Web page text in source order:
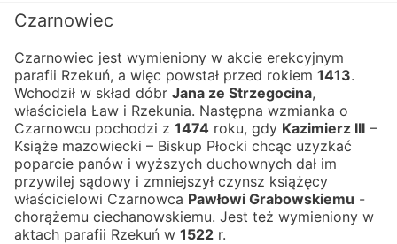
Czarnowiec
Czarnowiec jest wymieniony w akcie erekcyjnym
parafii Rzekuń, a więc powstał przed rokiem 1413.
Wchodził w skład dóbr Jana ze Strzegocina,
właściciela Ław i Rzekunia. Następna wzmianka o
Czarnowcu pochodzi z 1474 roku, gdy Kazimierz III –
Książe mazowiecki – Biskup Płocki chcąc uzyzkać
poparcie panów i wyższych duchownych dał im
przywilej sądowy i zmniejszył czynsz książęcy
właścicielowi Czarnowca Pawłowi Grabowskiemu -
chorążemu ciechanowskiemu. Jest też wymieniony w
aktach parafii Rzekuń w 1522 r.